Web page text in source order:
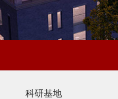
科研基地